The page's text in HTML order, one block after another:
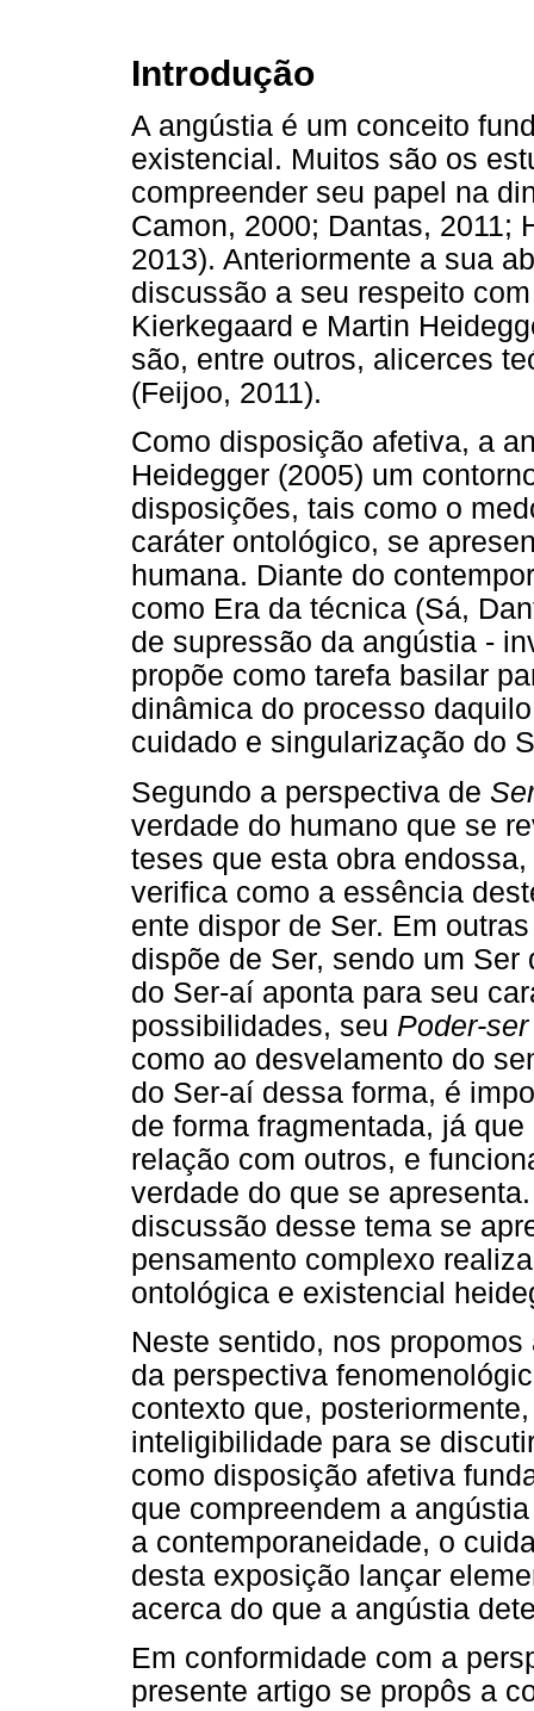
Introdução
A angústia é um conceito
existencial. Muitos são os
compreender seu papel na
Camon, 2000; Dantas, 2011;
2013). Anteriormente a sua
discussão a seu respeito
Kierkegaard e Martin
são, entre outros, alicerces
(Feijoo, 2011).
Como disposição afetiva, a
Heidegger (2005) um
disposições, tais como o
caráter ontológico, se
humana. Diante do
como Era da técnica (Sá,
de supressão da angústia -
propõe como tarefa basilar
dinâmica do processo
cuidado e singularização do
Segundo a perspectiva de
verdade do humano que se
teses que esta obra
verifica como a essência
ente dispor de Ser. Em
dispõe de Ser, sendo um
do Ser-aí aponta para seu
possibilidades, seu Poder-ser
como ao desvelamento do
do Ser-aí dessa forma, é
de forma fragmentada, já
relação com outros, e
verdade do que se
discussão desse tema se
pensamento complexo
ontológica e existencial
Neste sentido, nos
da perspectiva
contexto que,
inteligibilidade para se
como disposição afetiva
que compreendem a
a contemporaneidade, o
desta exposição lançar
acerca do que a angústia
Em conformidade com a
presente artigo se propôs a